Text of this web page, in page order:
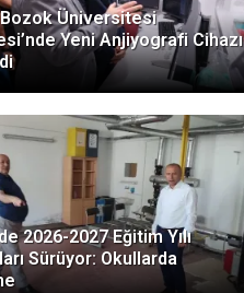
Üniversitesi
Yeni Anjiyografi Cihazı
2026-2027 Eğitim Yılı
Sürüyor: Okullarda